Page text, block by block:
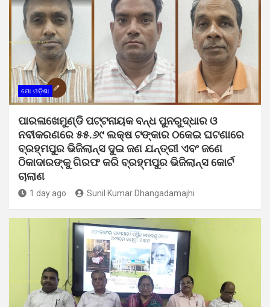
ମୋ ଓଡ଼ିଶା
ପାରଳାଖେମୁଣ୍ଡି ପଟ୍ଟନାୟକ ବନ୍ଧ ପୁନରୁଦ୍ଧାର ଓ
ନବୀକରଣରେ ୫୫.୬୯ ଲକ୍ଷ ଟଙ୍କାର ଠକେଇ ଘଟଣାରେ
ବ୍ରହ୍ମପୁର ଭିଜିଲାନ୍ସ ଦୁଇ ଜଣ ଯନ୍ତ୍ରୀ ଏବଂ ଜଣେ
ଠିକାଦାରଙ୍କୁ ଗିରଫ କରି ବ୍ରହ୍ମପୁର ଭିଜିଲାନ୍ସ କୋର୍ଟ
ଚାଲାଣ
1 day ago Sunil Kumar Dhangadamajhi